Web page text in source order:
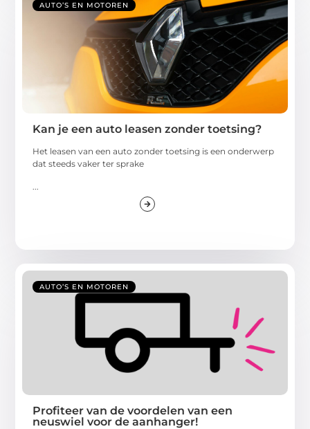
AUTO’S EN MOTOREN
Kan je een auto leasen zonder toetsing?
Het leasen van een auto zonder toetsing is een onderwerp
dat steeds vaker ter sprake
AUTO’S EN MOTOREN
Profiteer van de voordelen van een
neuswiel voor de aanhanger!